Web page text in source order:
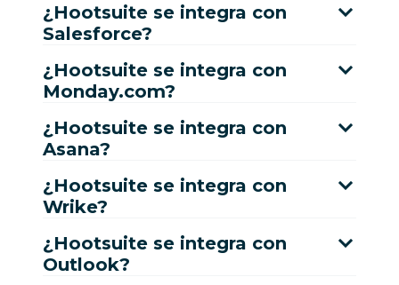
¿Hootsuite se integra con
Salesforce?
¿Hootsuite se integra con
Monday.com?
¿Hootsuite se integra con
Asana?
¿Hootsuite se integra con
Wrike?
¿Hootsuite se integra con
Outlook?